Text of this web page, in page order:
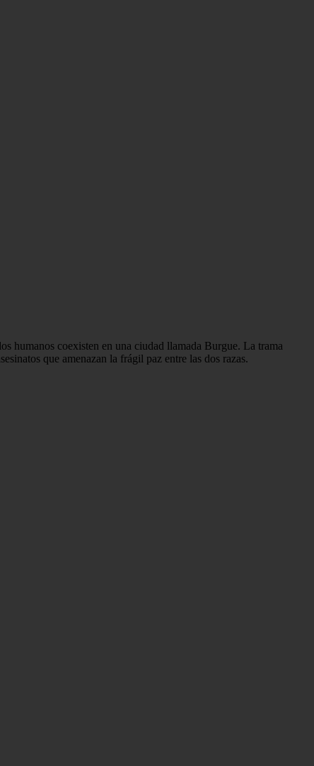
humanos coexisten en una ciudad llamada Burgue. La trama
que amenazan la frágil paz entre las dos razas.